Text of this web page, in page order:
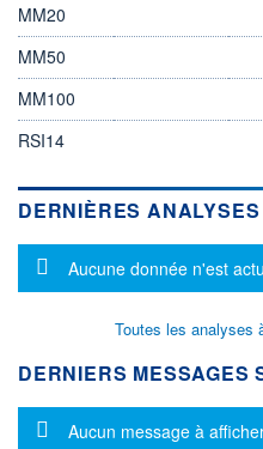
MM20
MM50
MM100
RSI14
DERNIÈRES ANALYSES
Message d'information
Aucune donnée n'est
Toutes les analyses
DERNIERS MESSAGES
Message d'information
Aucun message à